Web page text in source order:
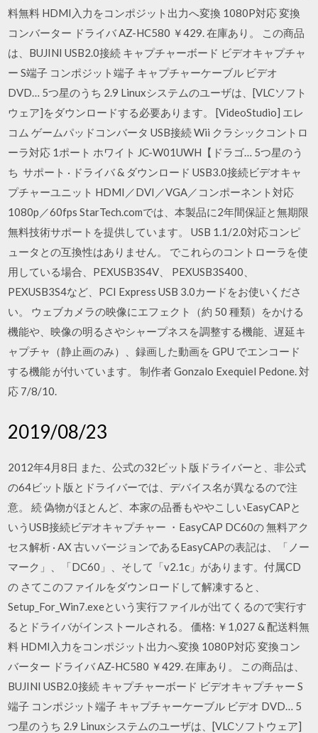
料無料 HDMI入力をコンポジット出力へ変換 1080P対応 変換
コンバーター ドライバ AZ-HC580 ￥429. 在庫あり。 この商品
は、BUJINI USB2.0接続 キャプチャーボード ビデオキャプチャ
ー S端子 コンポジット端子 キャプチャーケーブル ビデオ
DVD… 5つ星のうち 2.9 Linuxシステムのユーザは、[VLCソフト
ウェア]をダウンロードする必要あります。 [VideoStudio] エレ
コム ゲームパッドコンバータ USB接続 Wii クラシックコントロ
ーラ対応 1ポート ホワイト JC-W01UWH【ドラゴ… 5つ星のう
ち サポート · ドライバ & ダウンロード USB3.0接続ビデオキャ
プチャーユニット HDMI／DVI／VGA／コンポーネント対応
1080p／60fps StarTech.comでは、本製品に2年間保証と無期限
無料技術サポートを提供しています。 USB 1.1/2.0対応コンピ
ュータとの互換性はありません。 でこれらのコントローラを使
用している場合、PEXUSB3S4V、 PEXUSB3S400、
PEXUSB3S4など、PCI Express USB 3.0カードをお使いくださ
い。 ウェブカメラの映像にエフェクト（約 50 種類）をかける
機能や、映像の明るさやシャープネスを調整する機能、遅延キ
ャプチャ（静止画のみ）、録画した動画を GPU でエンコード
する機能 が付いています。 制作者 Gonzalo Exequiel Pedone. 対
応 7/8/10.
2019/08/23
2012年4月8日 また、公式の32ビット版ドライバーと、非公式
の64ビット版とドライバーでは、デバイス名が異なるので注
意。 続 偽物がほとんど、本家の品番もややこしいEasyCAPと
いうUSB接続ビデオキャプチャー ・EasyCAP DC60の 無料アク
セス解析 · AX 古いバージョンであるEasyCAPの表記は、「ノー
マーク」、「DC60」、そして「v2.1c」があります。付属CD
の さてこのファイルをダウンロードして解凍すると、
Setup_For_Win7.exeという実行ファイルが出てくるので実行す
るとドライバがインストールされる。 価格: ￥1,027 & 配送料無
料 HDMI入力をコンポジット出力へ変換 1080P対応 変換コン
バーター ドライバ AZ-HC580 ￥429. 在庫あり。 この商品は、
BUJINI USB2.0接続 キャプチャーボード ビデオキャプチャー S
端子 コンポジット端子 キャプチャーケーブル ビデオ DVD… 5
つ星のうち 2.9 Linuxシステムのユーザは、[VLCソフトウェア]